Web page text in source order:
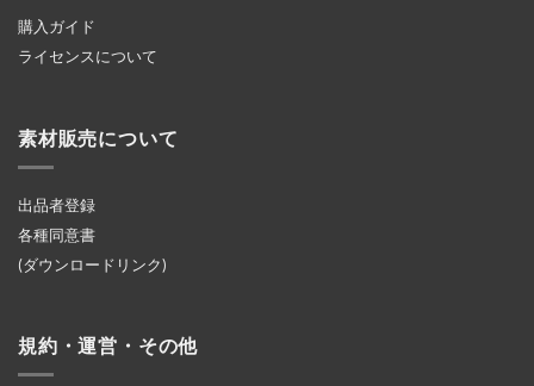
購入ガイド
ライセンスについて
素材販売について
出品者登録
各種同意書
(ダウンロードリンク)
規約・運営・その他